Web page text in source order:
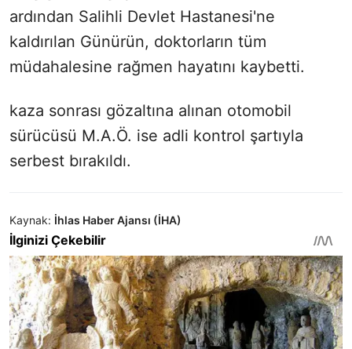
ardından Salihli Devlet Hastanesi'ne
kaldırılan Günürün, doktorların tüm
müdahalesine rağmen hayatını kaybetti.
kaza sonrası gözaltına alınan otomobil
sürücüsü M.A.Ö. ise adli kontrol şartıyla
serbest bırakıldı.
Kaynak: İhlas Haber Ajansı (İHA)